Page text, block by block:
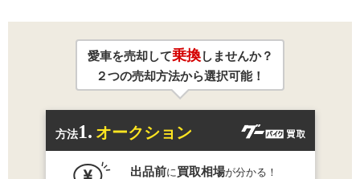
愛車を売却して乗換しませんか？
２つの売却方法から選択可能！
方法1. オークション
出品前に買取相場が分かる！